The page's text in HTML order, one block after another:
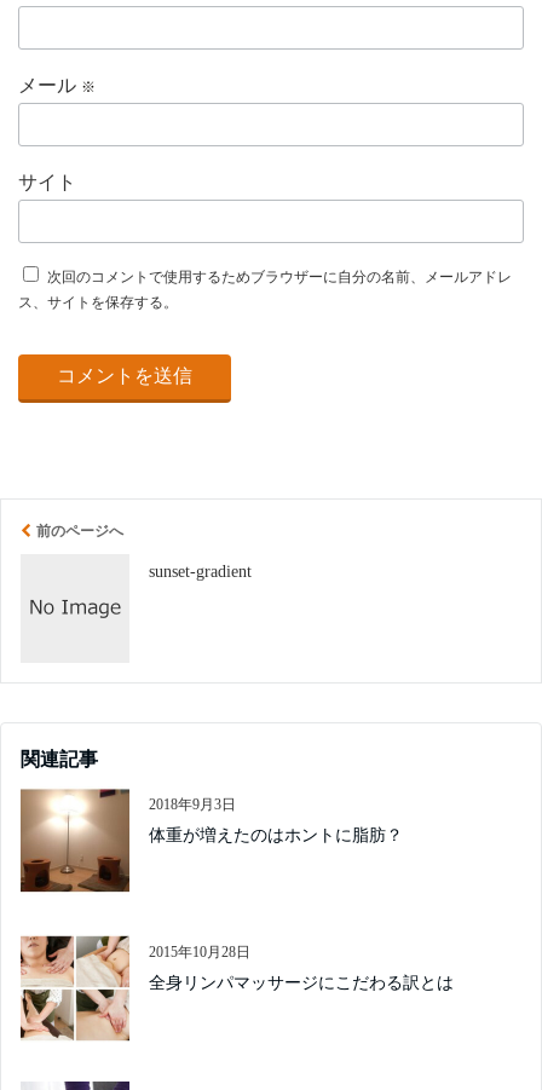
メール ※
サイト
次回のコメントで使用するためブラウザーに自分の名前、メールアドレ
ス、サイトを保存する。
前のページへ
sunset-gradient
関連記事
2018年9月3日
体重が増えたのはホントに脂肪？
2015年10月28日
全身リンパマッサージにこだわる訳とは